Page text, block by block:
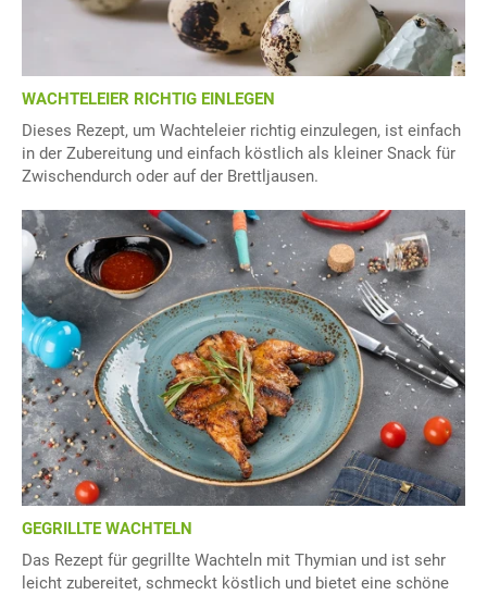
WACHTELEIER RICHTIG EINLEGEN
Dieses Rezept, um Wachteleier richtig einzulegen, ist einfach
in der Zubereitung und einfach köstlich als kleiner Snack für
Zwischendurch oder auf der Brettljausen.
GEGRILLTE WACHTELN
Das Rezept für gegrillte Wachteln mit Thymian und ist sehr
leicht zubereitet, schmeckt köstlich und bietet eine schöne